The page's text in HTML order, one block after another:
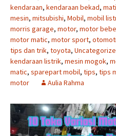
kendaraan, kendaraan bekad,
mesin, mitsubishi, Mobil, mobil
morris garage, motor, motor
motor matic, motor sport,
tips dan trik, toyota,
kendaraan listrik, mesin mogok,
matic, sparepart mobil, tips, tips
motor
Aulia Rahma